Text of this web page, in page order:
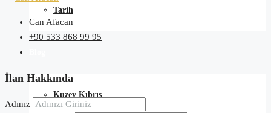
Tarih
Kuzey Kıbrıs
Can Afacan
+90 533 868 99 95
İlan Hakkında
Adınız